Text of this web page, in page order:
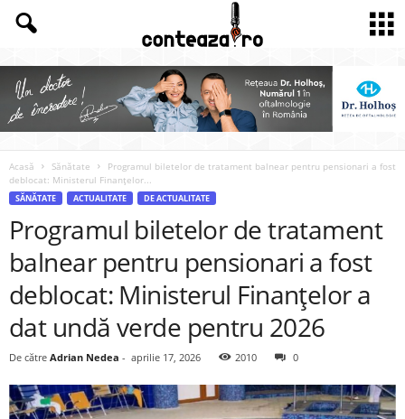
Acasă Sănătate
Programul biletelor de tratament balnear pentru pensionari a fost
deblocat: Ministerul Finanțelor...
SĂNĂTATE ACTUALITATE DE ACTUALITATE
Programul biletelor de tratament
balnear pentru pensionari a fost
deblocat: Ministerul Finanțelor a
dat undă verde pentru 2026
De către Adrian Nedea - aprilie 17, 2026 2010 0